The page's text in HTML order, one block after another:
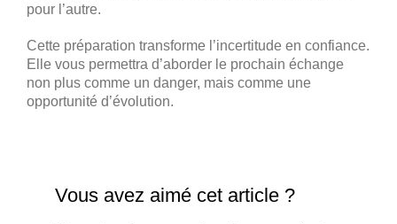
pour l’autre.
Cette préparation transforme l’incertitude en confiance.
Elle vous permettra d’aborder le prochain échange
non plus comme un danger, mais comme une
opportunité d’évolution.
Vous avez aimé cet article ?